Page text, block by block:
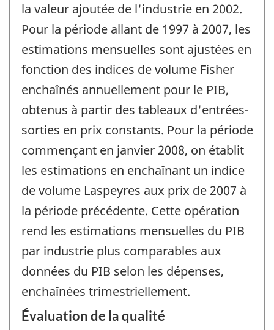
la valeur ajoutée de l'industrie en 2002.
Pour la période allant de 1997 à 2007, les
estimations mensuelles sont ajustées en
fonction des indices de volume Fisher
enchaînés annuellement pour le PIB,
obtenus à partir des tableaux d'entrées-
sorties en prix constants. Pour la période
commençant en janvier 2008, on établit
les estimations en enchaînant un indice
de volume Laspeyres aux prix de 2007 à
la période précédente. Cette opération
rend les estimations mensuelles du PIB
par industrie plus comparables aux
données du PIB selon les dépenses,
enchaînées trimestriellement.
Évaluation de la qualité